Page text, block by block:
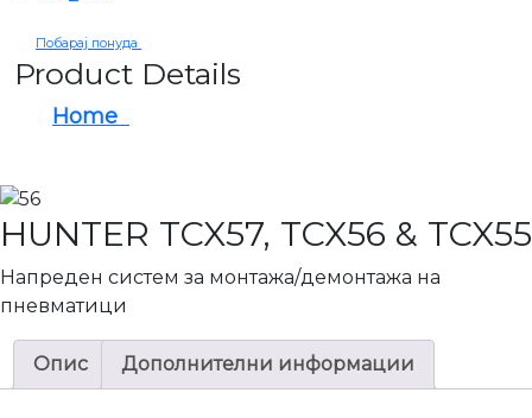
Побарај понуда
Product Details
Home
HUNTER TCX57, TCX56 & TCX55
Напреден систем за монтажа/демонтажа на
пневматици
Опис Дополнителни информации